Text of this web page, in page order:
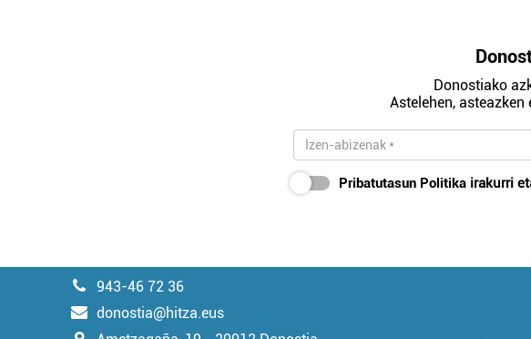
Donostiako
Astelehen,
Pribatutasun Politika irakurri
943-46 72 36
donostia@hitza.eus